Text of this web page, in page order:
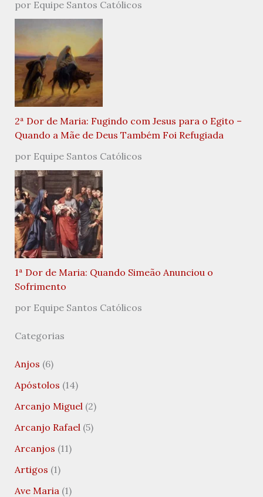
por Equipe Santos Católicos
2ª Dor de Maria: Fugindo com Jesus para o Egito –
Quando a Mãe de Deus Também Foi Refugiada
por Equipe Santos Católicos
1ª Dor de Maria: Quando Simeão Anunciou o
Sofrimento
por Equipe Santos Católicos
Categorias
Anjos (6)
Apóstolos (14)
Arcanjo Miguel (2)
Arcanjo Rafael (5)
Arcanjos (11)
Artigos (1)
Ave Maria (1)